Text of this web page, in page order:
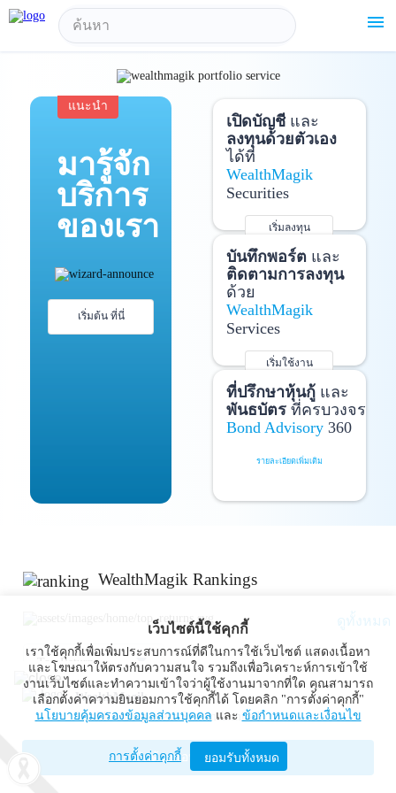
menu
แนะนำ
มารู้จัก
บริการ
ของเรา
เริ่มต้น ที่นี่
เปิดบัญชีและ
ลงทุนด้วยตัวเอง
ได้ที่
WealthMagik
Securities
เริ่มลงทุน
รายละเอียดเพิ่มเติม
บันทึกพอร์ตและ
ติดตามการลงทุน
ด้วย
WealthMagik
Services
เริ่มใช้งาน
รายละเอียดเพิ่มเติม
ที่ปรึกษาหุ้นกู้และ
พันธบัตรที่ครบวงจร
Bond Advisory360
รายละเอียดเพิ่มเติม
WealthMagik Rankings
ดูทั้งหมด
Top Returns
กองทุนตราสารทุน
อันดับ กองทุน บลจ.
WealthMagik
Wealth Management System Limited
เปิดด้วยแอป WealthMagik
!-- Start Advertise -->
เว็บไซต์นี้ใช้คุกกี้
เราใช้คุกกี้เพื่อเพิ่มประสบการณ์ที่ดีในการใช้เว็บไซต์ แสดงเนื้อหา
และโฆษณาให้ตรงกับความสนใจ รวมถึงเพื่อวิเคราะห์การเข้าใช้
งานเว็บไซต์และทำความเข้าใจว่าผู้ใช้งานมาจากที่ใด คุณสามารถ
เลือกตั้งค่าความยินยอมการใช้คุกกี้ได้ โดยคลิก "การตั้งค่าคุกกี้"
นโยบายคุ้มครองข้อมูลส่วนบุคคล และ ข้อกำหนดและเงื่อนไข
การตั้งค่าคุกกี้ ยอมรับทั้งหมด